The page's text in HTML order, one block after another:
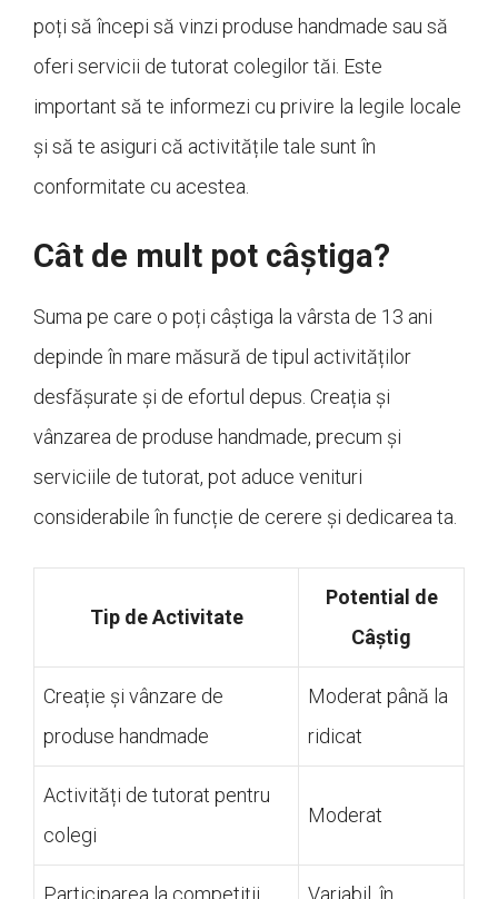
poți să începi să vinzi produse handmade sau să
oferi servicii de tutorat colegilor tăi. Este
important să te informezi cu privire la legile locale
și să te asiguri că activitățile tale sunt în
conformitate cu acestea.
Cât de mult pot câștiga?
Suma pe care o poți câștiga la vârsta de 13 ani
depinde în mare măsură de tipul activităților
desfășurate și de efortul depus. Creația și
vânzarea de produse handmade, precum și
serviciile de tutorat, pot aduce venituri
considerabile în funcție de cerere și dedicarea ta.
Tip de Activitate
Potential de
Câștig
Creație și vânzare de
produse handmade
Moderat până la
ridicat
Activități de tutorat pentru
colegi
Moderat